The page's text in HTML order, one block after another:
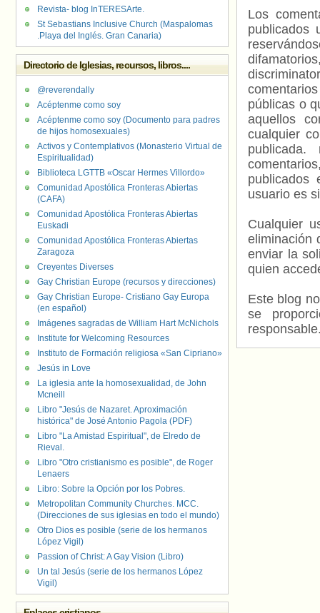
Los
publicados
públicas o
aquellos
cualquier
usuario es
Cualquier
eliminación
enviar la
quien
Este blog
se
Revista- blog InTERESArte.
St Sebastians Inclusive Church (Maspalomas
.Playa del Inglés. Gran Canaria)
Directorio de Iglesias, recursos, libros....
@reverendally
Acéptenme como soy
Acéptenme como soy (Documento para padres
de hijos homosexuales)
Activos y Contemplativos (Monasterio Virtual de
Espiritualidad)
Biblioteca LGTTB «Oscar Hermes Villordo»
Comunidad Apostólica Fronteras Abiertas
(CAFA)
Comunidad Apostólica Fronteras Abiertas
Euskadi
Comunidad Apostólica Fronteras Abiertas
Zaragoza
Creyentes Diverses
Gay Christian Europe (recursos y direcciones)
Gay Christian Europe- Cristiano Gay Europa
(en español)
Imágenes sagradas de William Hart McNichols
Institute for Welcoming Resources
Instituto de Formación religiosa «San Cipriano»
Jesús in Love
La iglesia ante la homosexualidad, de John
Mcneill
Libro "Jesús de Nazaret. Aproximación
histórica" de José Antonio Pagola (PDF)
Libro "La Amistad Espiritual", de Elredo de
Rieval.
Libro "Otro cristianismo es posible", de Roger
Lenaers
Libro: Sobre la Opción por los Pobres.
Metropolitan Community Churches. MCC.
(Direcciones de sus iglesias en todo el mundo)
Otro Dios es posible (serie de los hermanos
López Vigil)
Passion of Christ: A Gay Vision (Libro)
Un tal Jesús (serie de los hermanos López
Vigil)